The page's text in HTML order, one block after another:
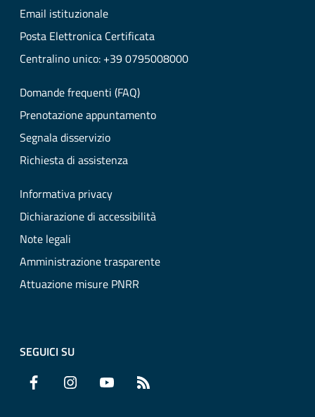
Email istituzionale
Posta Elettronica Certificata
Centralino unico: +39 0795008000
Domande frequenti (FAQ)
Prenotazione appuntamento
Segnala disservizio
Richiesta di assistenza
Informativa privacy
Dichiarazione di accessibilità
Note legali
Amministrazione trasparente
Attuazione misure PNRR
SEGUICI SU
Facebook Instagram YouTube